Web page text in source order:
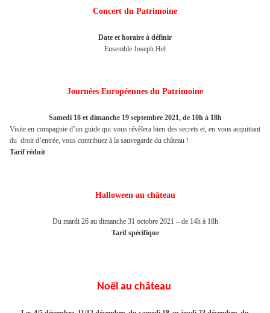
Concert du Patrimoine
Date et horaire à définir
Ensemble Joseph Hel
Journées Européennes du Patrimoine
Samedi 18 et dimanche 19 septembre 2021, de 10h à 18h
Visite en compagnie d’un guide qui vous révèlera bien des secrets et, en vous acquittant
du droit d’entrée, vous contribuez à la sauvegarde du château !
Tarif réduit
Halloween au château
Du mardi 26 au dimanche 31 octobre 2021 – de 14h à 18h
Tarif spécifique
Noël au château